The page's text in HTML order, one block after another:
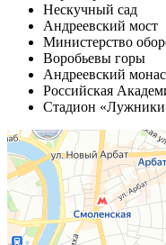
Нескучный сад
Андреевский мост
Министерство
Воробьевы горы
Андреевский
Российская
Стадион